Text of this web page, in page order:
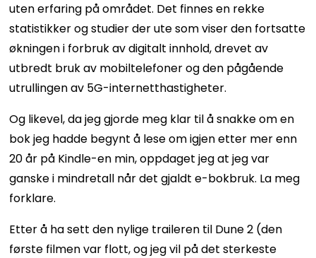
uten erfaring på området. Det finnes en rekke
statistikker og studier der ute som viser den fortsatte
økningen i forbruk av digitalt innhold, drevet av
utbredt bruk av mobiltelefoner og den pågående
utrullingen av 5G-internetthastigheter.
Og likevel, da jeg gjorde meg klar til å snakke om en
bok jeg hadde begynt å lese om igjen etter mer enn
20 år på Kindle-en min, oppdaget jeg at jeg var
ganske i mindretall når det gjaldt e-bokbruk. La meg
forklare.
Etter å ha sett den nylige traileren til Dune 2 (den
første filmen var flott, og jeg vil på det sterkeste